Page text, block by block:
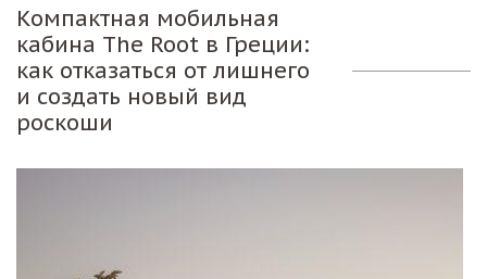
Компактная мобильная
кабина The Root в Греции:
как отказаться от лишнего
и создать новый вид
роскоши